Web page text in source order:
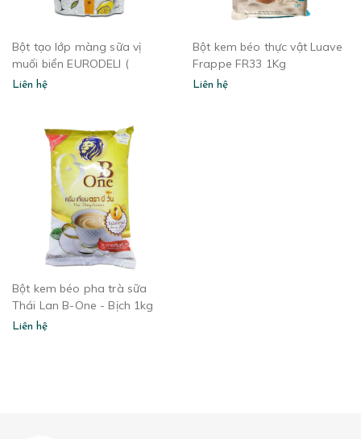
Bột tạo lớp màng sữa vị
muối biển EURODELI (
Seasalt vanilla cream
Liên hệ
Bột kem béo thực vật Luave
Frappe FR33 1Kg
Liên hệ
Bột kem béo pha trà sữa
Thái Lan B-One - Bịch 1kg
Liên hệ